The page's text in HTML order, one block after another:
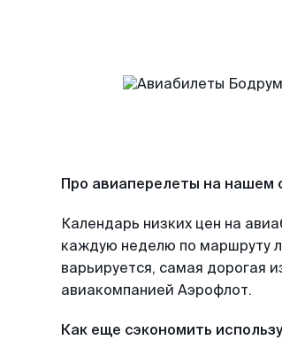
Про авиаперелеты на нашем
Календарь низких цен на
каждую неделю по маршруту
варьируется, самая дорогая
авиакомпанией Аэрофлот.
Как еще сэкономить